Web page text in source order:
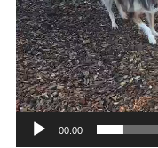
00:00